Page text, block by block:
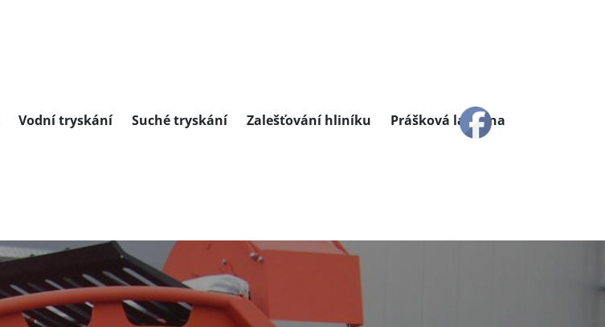
Vodní tryskání Suché tryskání Zalešťování hliníku Prášková lakovna